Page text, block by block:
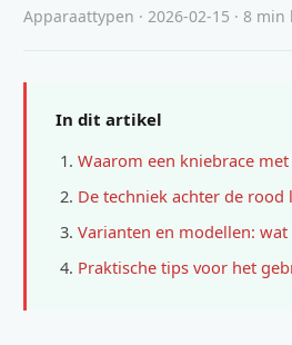
Apparaattypen · 2026-02-15 · 8
In dit artikel
Waarom een kniebrace
De techniek achter de rood
Varianten en modellen:
Praktische tips voor het